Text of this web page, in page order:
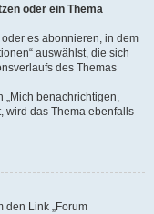
oder ein Thema
es abonnieren, in dem
auswählst, die sich
des Themas
„Mich benachrichtigen,
wird das Thema ebenfalls
den Link „Forum